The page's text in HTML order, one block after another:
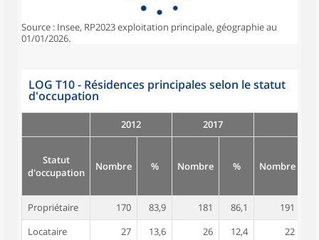
Source : Insee, RP2023 exploitation principale, géographie au
01/01/2026.
LOG T10 - Résidences principales selon le statut
d'occupation
2012 2017
Statut
d'occupation
Nombre % Nombre % Nombre
Propriétaire 170 83,9 181 86,1 191
Locataire
27 13,6 26 12,4 22